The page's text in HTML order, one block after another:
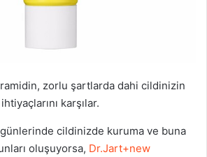
zorlu şartlarda dahi cildinizin
ihtiyaçlarını karşılar.
cildinizde kuruma ve buna
oluşuyorsa, Dr.Jart+new